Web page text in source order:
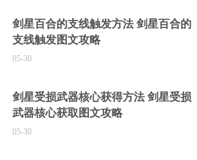
剑星百合的支线触发方法 剑星百合的
支线触发图文攻略
05-30
剑星受损武器核心获得方法 剑星受损
武器核心获取图文攻略
05-30